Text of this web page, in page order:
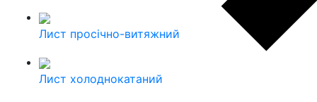
Лист просічно-витяжний
Лист холоднокатаний